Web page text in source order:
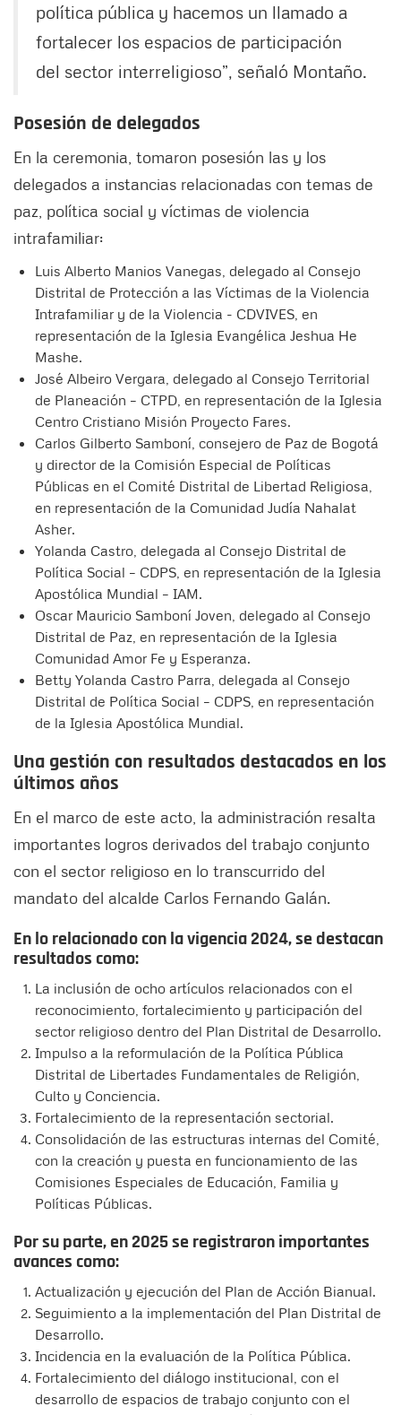
política pública y hacemos un llamado a
fortalecer los espacios de participación
del sector interreligioso”, señaló Montaño.
Posesión de delegados
En la ceremonia, tomaron posesión las y los
delegados a instancias relacionadas con temas de
paz, política social y víctimas de violencia
intrafamiliar:
Luis Alberto Manios Vanegas, delegado al Consejo
Distrital de Protección a las Víctimas de la Violencia
Intrafamiliar y de la Violencia - CDVIVES, en
representación de la Iglesia Evangélica Jeshua He
Mashe.
José Albeiro Vergara, delegado al Consejo Territorial
de Planeación – CTPD, en representación de la Iglesia
Centro Cristiano Misión Proyecto Fares.
Carlos Gilberto Samboní, consejero de Paz de Bogotá
y director de la Comisión Especial de Políticas
Públicas en el Comité Distrital de Libertad Religiosa,
en representación de la Comunidad Judía Nahalat
Asher.
Yolanda Castro, delegada al Consejo Distrital de
Política Social – CDPS, en representación de la Iglesia
Apostólica Mundial – IAM.
Oscar Mauricio Samboní Joven, delegado al Consejo
Distrital de Paz, en representación de la Iglesia
Comunidad Amor Fe y Esperanza.
Betty Yolanda Castro Parra, delegada al Consejo
Distrital de Política Social – CDPS, en representación
de la Iglesia Apostólica Mundial.
Una gestión con resultados destacados en los
últimos años
En el marco de este acto, la administración resalta
importantes logros derivados del trabajo conjunto
con el sector religioso en lo transcurrido del
mandato del alcalde Carlos Fernando Galán.
En lo relacionado con la vigencia 2024, se destacan
resultados como:
La inclusión de ocho artículos relacionados con el
reconocimiento, fortalecimiento y participación del
sector religioso dentro del Plan Distrital de Desarrollo.
Impulso a la reformulación de la Política Pública
Distrital de Libertades Fundamentales de Religión,
Culto y Conciencia.
Fortalecimiento de la representación sectorial.
Consolidación de las estructuras internas del Comité,
con la creación y puesta en funcionamiento de las
Comisiones Especiales de Educación, Familia y
Políticas Públicas.
Por su parte, en 2025 se registraron importantes
avances como:
Actualización y ejecución del Plan de Acción Bianual.
Seguimiento a la implementación del Plan Distrital de
Desarrollo.
Incidencia en la evaluación de la Política Pública.
Fortalecimiento del diálogo institucional, con el
desarrollo de espacios de trabajo conjunto con el